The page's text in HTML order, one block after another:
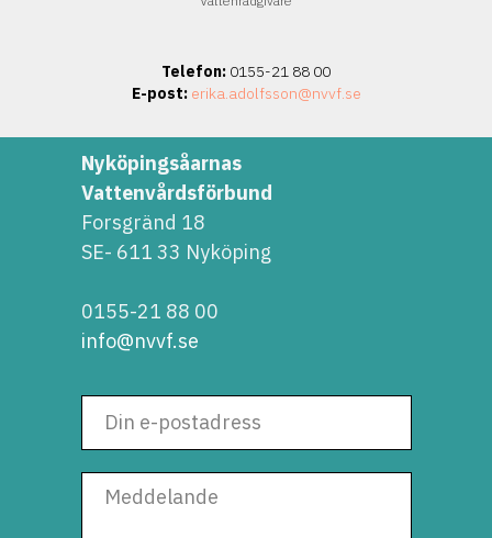
Telefon: 0155-21 88 00
E-post: erika.adolfsson@nvvf.se
Nyköpingsåarnas
Vattenvårdsförbund
Forsgränd 18
SE- 611 33 Nyköping
0155-21 88 00
info@nvvf.se